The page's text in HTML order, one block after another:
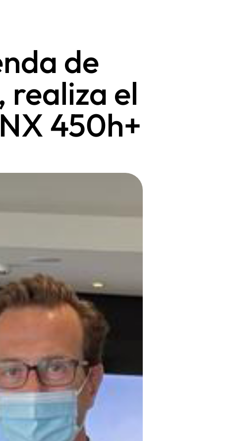
de
realiza el
450h+